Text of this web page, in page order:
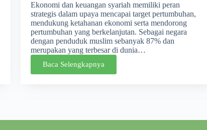
Ekonomi dan keuangan syariah memiliki peran
strategis dalam upaya mencapai target pertumbuhan,
mendukung ketahanan ekonomi serta mendorong
pertumbuhan yang berkelanjutan. Sebagai negara
dengan penduduk muslim sebanyak 87% dan
merupakan yang terbesar di dunia…
Baca Selengkapnya